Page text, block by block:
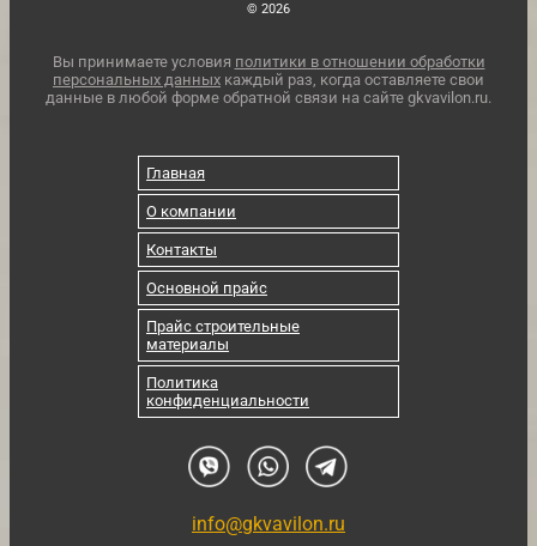
© 2026
Вы принимаете условия политики в отношении обработки
персональных данных каждый раз, когда оставляете свои
данные в любой форме обратной связи на сайте gkvavilon.ru.
Главная
О компании
Контакты
Основной прайс
Прайс строительные
материалы
Политика
конфиденциальности
info@gkvavilon.ru